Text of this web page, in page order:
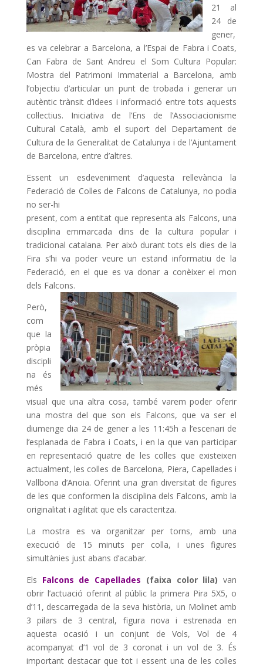
21 al
24 de
gener,
es va celebrar a Barcelona, a l’Espai de Fabra i Coats,
Can Fabra de Sant Andreu el Som Cultura Popular:
Mostra del Patrimoni Immaterial a Barcelona, amb
l’objectiu d’articular un punt de trobada i generar un
autèntic trànsit d’idees i informació entre tots aquests
col·lectius. Iniciativa de l’Ens de l’Associacionisme
Cultural Català, amb el suport del Departament de
Cultura de la Generalitat de Catalunya i de l’Ajuntament
de Barcelona, entre d’altres.
Essent un esdeveniment d’aquesta rellevància la
Federació de Colles de Falcons de Catalunya, no podia
no ser-hi
present, com a entitat que representa als Falcons, una
disciplina emmarcada dins de la cultura popular i
tradicional catalana. Per això durant tots els dies de la
Fira s’hi va poder veure un estand informatiu de la
Federació, en el que es va donar a conèixer el mon
dels Falcons.
Però,
com
que la
pròpia
discipli
na és
més
visual que una altra cosa, també varem poder oferir
una mostra del que son els Falcons, que va ser el
diumenge dia 24 de gener a les 11:45h a l’escenari de
l’esplanada de Fabra i Coats, i en la que van participar
en representació quatre de les colles que existeixen
actualment, les colles de Barcelona, Piera, Capellades i
Vallbona d’Anoia. Oferint una gran diversitat de figures
de les que conformen la disciplina dels Falcons, amb la
originalitat i agilitat que els caracteritza.
La mostra es va organitzar per torns, amb una
execució de 15 minuts per colla, i unes figures
simultànies just abans d’acabar.
Els Falcons de Capellades (faixa color lila) van
obrir l’actuació oferint al públic la primera Pira 5X5, o
d’11, descarregada de la seva història, un Molinet amb
3 pilars de 3 central, figura nova i estrenada en
aquesta ocasió i un conjunt de Vols, Vol de 4
acompanyat d’1 vol de 3 coronat i un vol de 3. És
important destacar que tot i essent una de les colles